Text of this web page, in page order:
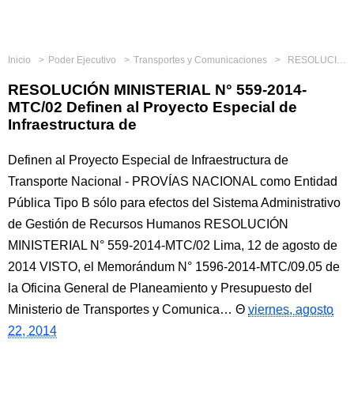
Inicio Poder Ejecutivo Transportes y Comunicaciones RESOLUCIÓN MINISTERIAL N° 559-2014-MTC/02 Definen al Proyecto Especial de Infraestructura de
RESOLUCIÓN MINISTERIAL N° 559-2014-
MTC/02 Definen al Proyecto Especial de
Infraestructura de
Definen al Proyecto Especial de Infraestructura de
Transporte Nacional - PROVÍAS NACIONAL como Entidad
Pública Tipo B sólo para efectos del Sistema Administrativo
de Gestión de Recursos Humanos RESOLUCIÓN
MINISTERIAL N° 559-2014-MTC/02 Lima, 12 de agosto de
2014 VISTO, el Memorándum N° 1596-2014-MTC/09.05 de
la Oficina General de Planeamiento y Presupuesto del
Ministerio de Transportes y Comunica…
viernes, agosto
22, 2014